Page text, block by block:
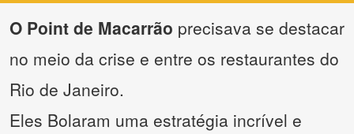
O Point de Macarrão precisava se destacar
no meio da crise e entre os restaurantes do
Rio de Janeiro.
Eles Bolaram uma estratégia incrível e